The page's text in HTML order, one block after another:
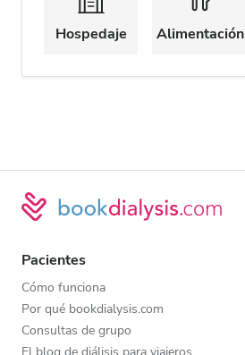
Hospedaje Alimentación
Pacientes
Cómo funciona
Por qué bookdialysis.com
Consultas de grupo